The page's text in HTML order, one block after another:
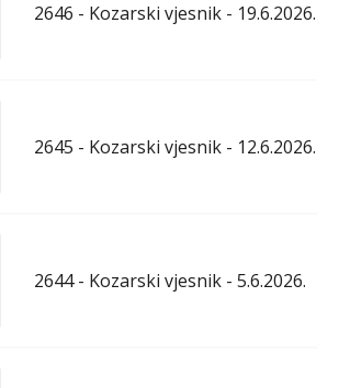
2646 - Kozarski vjesnik - 19.6.2026.
2645 - Kozarski vjesnik - 12.6.2026.
2644 - Kozarski vjesnik - 5.6.2026.